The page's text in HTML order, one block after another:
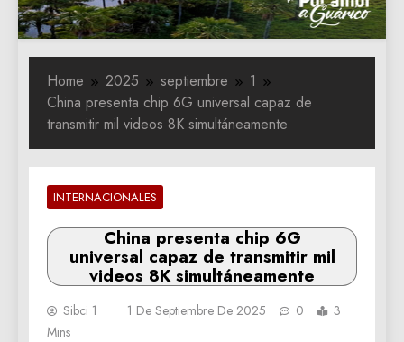
de Guarico
Home 2025 septiembre
1
China presenta chip 6G universal capaz de
transmitir mil videos 8K simultáneamente
INTERNACIONALES
China presenta chip 6G
universal capaz de transmitir mil
videos 8K simultáneamente
Sibci 1 1 De Septiembre De 2025 0
3
Mins